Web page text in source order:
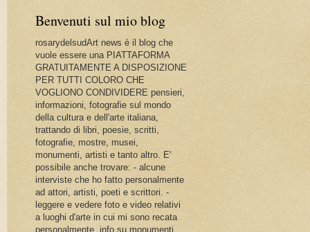
Benvenuti sul mio blog
rosarydelsudArt news è il blog che
vuole essere una PIATTAFORMA
GRATUITAMENTE A DISPOSIZIONE
PER TUTTI COLORO CHE
VOGLIONO CONDIVIDERE pensieri,
informazioni, fotografie sul mondo
della cultura e dell'arte italiana,
trattando di libri, poesie, scritti,
fotografie, mostre, musei,
monumenti, artisti e tanto altro. E'
possibile anche trovare: - alcune
interviste che ho fatto personalmente
ad attori, artisti, poeti e scrittori. -
leggere e vedere foto e video relativi
a luoghi d'arte in cui mi sono recata
personalmente, info su monumenti,